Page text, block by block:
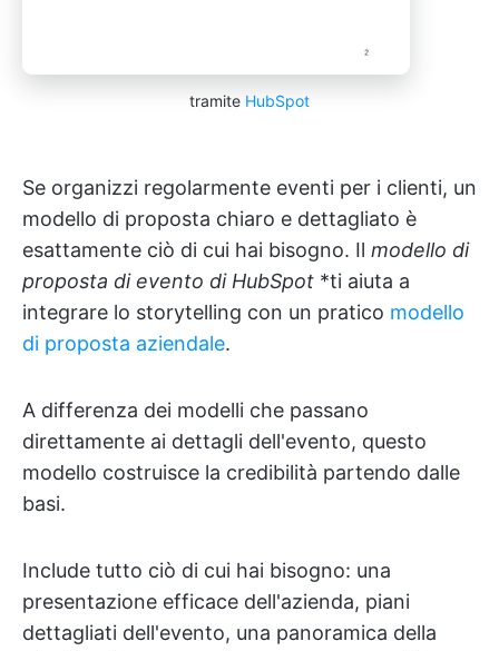
tramite HubSpot
Se organizzi regolarmente eventi per i clienti, un
modello di proposta chiaro e dettagliato è
esattamente ciò di cui hai bisogno. Il modello di
proposta di evento di HubSpot *ti aiuta a
integrare lo storytelling con un pratico modello
di proposta aziendale.
A differenza dei modelli che passano
direttamente ai dettagli dell'evento, questo
modello costruisce la credibilità partendo dalle
basi.
Include tutto ciò di cui hai bisogno: una
presentazione efficace dell'azienda, piani
dettagliati dell'evento, una panoramica della